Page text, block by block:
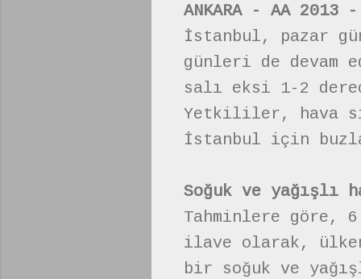
ANKARA - AA 2013 -
İstanbul, pazar
günleri de devam
salı eksi 1-2
Yetkililer, hava
İstanbul için
Soğuk ve yağışlı
Tahminlere göre, 6
ilave olarak,
bir soğuk ve